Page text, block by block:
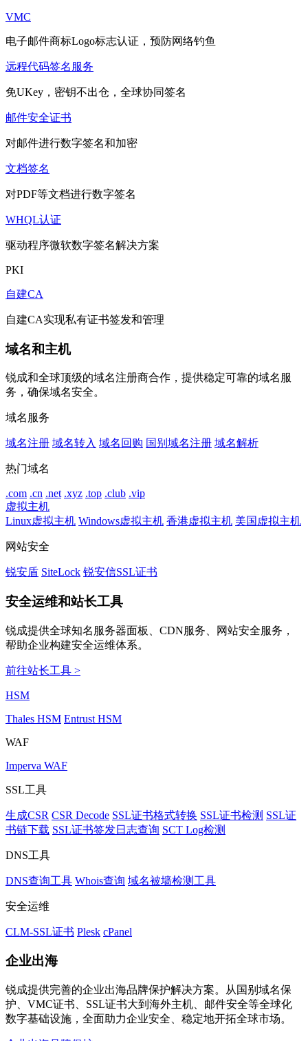
VMC
电子邮件商标Logo标志认证，预防网络钓鱼
远程代码签名服务
免UKey，密钥不出仓，全球协同签名
邮件安全证书
对邮件进行数字签名和加密
文档签名
对PDF等文档进行数字签名
WHQL认证
驱动程序微软数字签名解决方案
PKI
自建CA
自建CA实现私有证书签发和管理
域名和主机
锐成和全球顶级的域名注册商合作，提供稳定可靠的域名服
务，确保域名安全。
域名服务
域名注册 域名转入 域名回购 国别域名注册 域名解析
热门域名
.com .cn .net .xyz .top .club .vip
虚拟主机
Linux虚拟主机 Windows虚拟主机 香港虚拟主机 美国虚拟主机
网站安全
锐安盾 SiteLock 锐安信SSL证书
安全运维和站长工具
锐成提供全球知名服务器面板、CDN服务、网站安全服务，
帮助企业构建安全运维体系。
前往站长工具 >
HSM
Thales HSM Entrust HSM
WAF
Imperva WAF
SSL工具
生成CSR CSR Decode SSL证书格式转换 SSL证书检测 SSL证
书链下载 SSL证书签发日志查询 SCT Log检测
DNS工具
DNS查询工具 Whois查询 域名被墙检测工具
安全运维
CLM-SSL证书 Plesk cPanel
企业出海
锐成提供完善的企业出海品牌保护解决方案。从国别域名保
护、VMC证书、SSL证书大到海外主机、邮件安全等全球化
数字基础设施，全面助力企业安全、稳定地开拓全球市场。